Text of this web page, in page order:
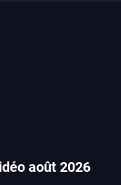
août 2026